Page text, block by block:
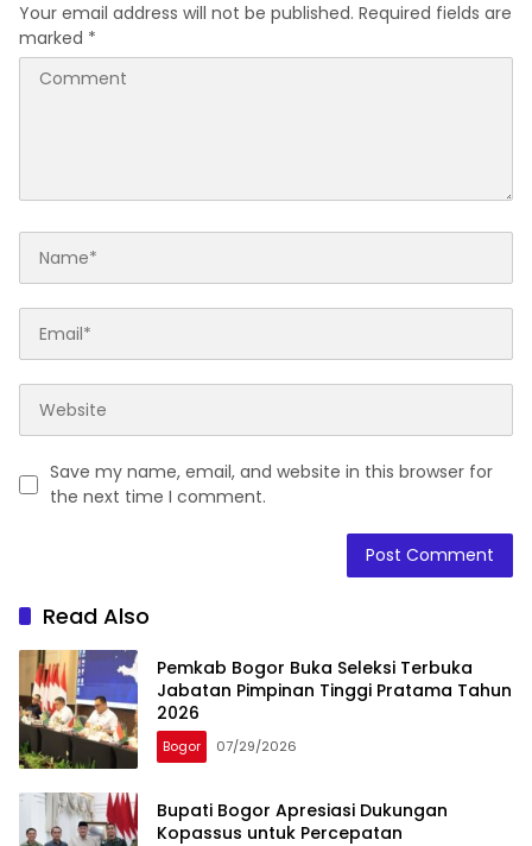
Your email address will not be published. Required fields are
marked *
Save my name, email, and website in this browser for
the next time I comment.
Read Also
Pemkab Bogor Buka Seleksi Terbuka
Jabatan Pimpinan Tinggi Pratama Tahun
2026
Bogor 07/29/2026
Bupati Bogor Apresiasi Dukungan
Kopassus untuk Percepatan